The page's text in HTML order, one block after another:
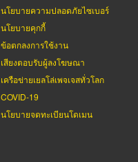
นโยบายความปลอดภัยไซเบอร์
นโยบายคุกกี้
ข้อตกลงการใช้งาน
เสียงตอบรับผู้ลงโฆษณา
เครือข่ายเยลโล่เพจเจสทั่วโลก
COVID-19
นโยบายจดทะเบียนโดเมน